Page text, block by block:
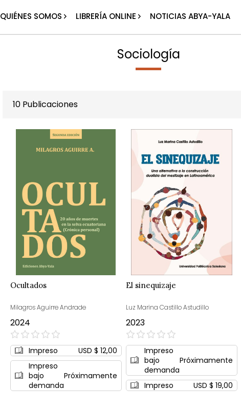
QUIÉNES SOMOS LIBRERÍA ONLINE NOTICIAS ABYA-YALA
Sociología
10Publicaciones
Ocultados
Milagros Aguirre Andrade
2024
0%
Impreso
USD $ 12,00
Impreso
bajo
demanda
Próximamente
El sinequizaje
Luz Marina Castillo Astudillo
2023
0%
Impreso
bajo
demanda
Próximamente
Impreso USD $ 19,00